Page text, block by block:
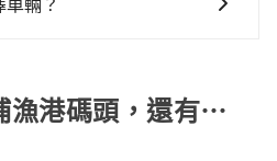
等車上，現在還不馬上來預
說就有不小的風險。最後，
，如扣掉司機就只能乘坐8位
營業大客車的範疇，也就是
漁港碼頭，還有⋯